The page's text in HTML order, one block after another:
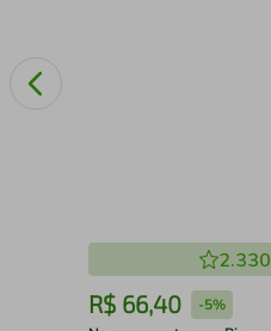
2.330
R$ 66,40 -5%